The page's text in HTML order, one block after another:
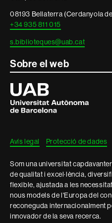
legal
08193 Bellaterra (Cerdanyola
+34 935 811 015
s.biblioteques@uab.cat
Sobre el web
Universitat
Autònoma
de
Barcelona
Avís legal Protecció de dades
Som una universitat
de qualitat i excel·lència,
flexible, ajustada a les
nous models de l'Europa del
reconeguda internacionalment
innovador de la seva recerca.